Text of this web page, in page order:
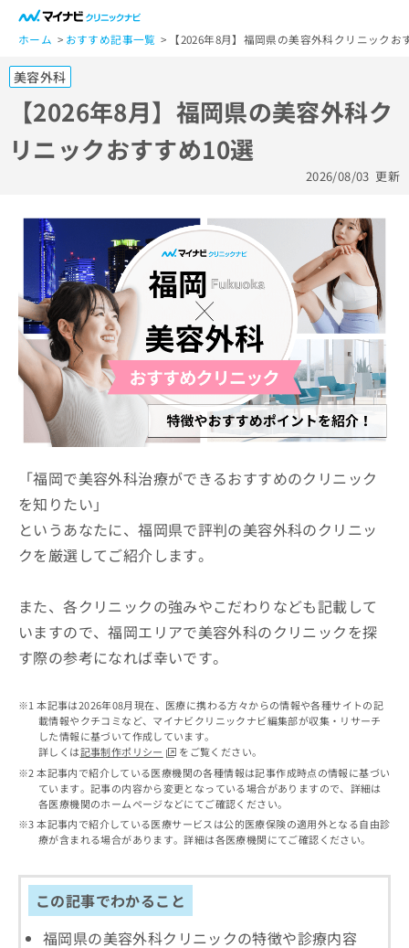
ホーム おすすめ記事一覧 【2026年8月】福岡県の美容外科クリニックお
美容外科
【2026年8月】福岡県の美容外科ク
リニックおすすめ10選
2026/08/03 更新
「福岡で美容外科治療ができるおすすめのクリニック
を知りたい」
というあなたに、福岡県で評判の美容外科のクリニッ
クを厳選してご紹介します。
また、各クリニックの強みやこだわりなども記載して
いますので、福岡エリアで美容外科のクリニックを探
す際の参考になれば幸いです。
本記事は2026年08月現在、医療に携わる方々からの情報や各種サイトの記
載情報やクチコミなど、マイナビクリニックナビ編集部が収集・リサーチ
した情報に基づいて作成しています。
詳しくは記事制作ポリシー
をご覧ください。
本記事内で紹介している医療機関の各種情報は記事作成時点の情報に基づい
ています。記事の内容から変更となっている場合がありますので、詳細は
各医療機関のホームページなどにてご確認ください。
本記事内で紹介している医療サービスは公的医療保険の適用外となる自由診
療が含まれる場合があります。詳細は各医療機関にてご確認ください。
この記事でわかること
福岡県の美容外科クリニックの特徴や診療内容
一
般
ー
ザ
ー
の
方
ち
マ
イ
ナ
ビ
ク
リ
ビ
関
す
る
お
い
わ
せ
ち
らは
マイ
ナビ
クリ
ニッ
ビサ
イト
への
お問
合せ
療
関
係
者
の
こ
ら
広
告
出
の
問
い
せ
ち
資
ご
求
は
広
告
代
店
方
は
ち
広
稿
問
合
わ
お